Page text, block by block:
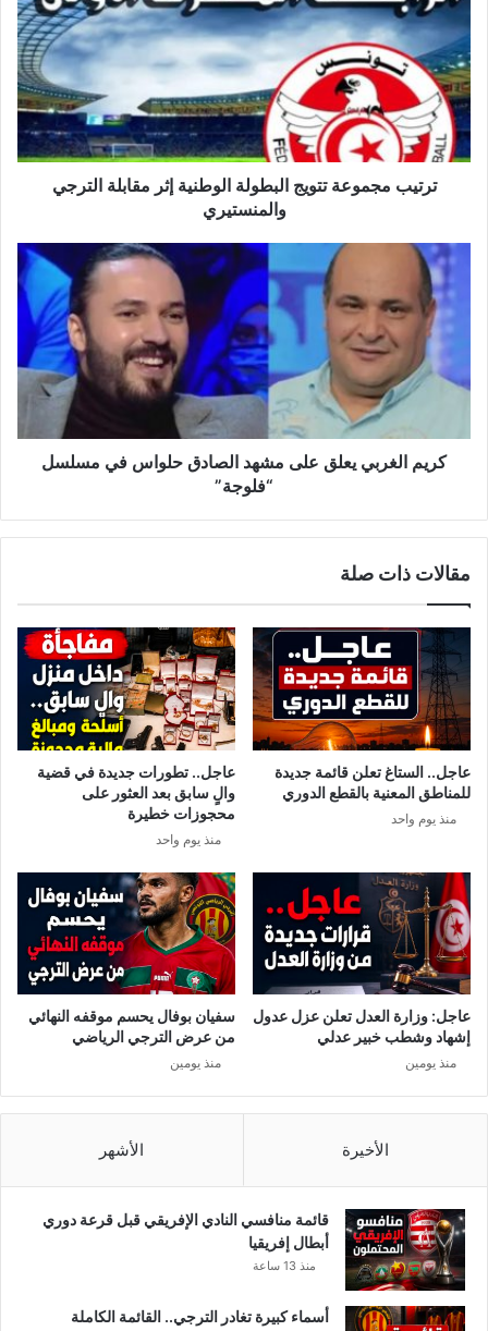
تتويج
البطولة
الوطنية
إثر
مقابلة
الترجي
والمنستيري
ترتيب مجموعة تتويج البطولة الوطنية إثر مقابلة الترجي
والمنستيري
الغربي
يعلق
على
مشهد
الصادق
حلواس
مسلسل
“فلوجة”كريم الغربي يعلق على مشهد الصادق حلواس في مسلسل
“فلوجة”
مقالات ذات صلة
عاجل.. الستاغ تعلن قائمة جديدة
للمناطق المعنية بالقطع الدوري
منذ يوم واحد
عاجل.. تطورات جديدة في قضية
والٍ سابق بعد العثور على
محجوزات خطيرة
منذ يوم واحد
عاجل: وزارة العدل تعلن عزل عدول
إشهاد وشطب خبير عدلي
منذ يومين
سفيان بوفال يحسم موقفه النهائي
من عرض الترجي الرياضي
منذ يومين
الأخيرة الأشهر
قائمة منافسي النادي الإفريقي قبل قرعة دوري
أبطال إفريقيا
منذ 13 ساعة
أسماء كبيرة تغادر الترجي.. القائمة الكاملة